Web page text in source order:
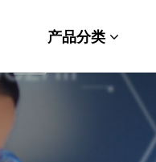
产品分类
材料科学